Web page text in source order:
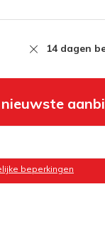
14 dagen
beperkingen